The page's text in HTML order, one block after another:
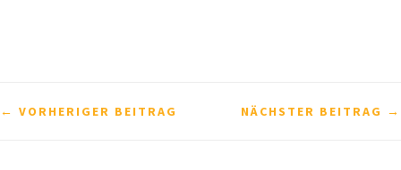
← VORHERIGER BEITRAG NÄCHSTER BEITRAG →